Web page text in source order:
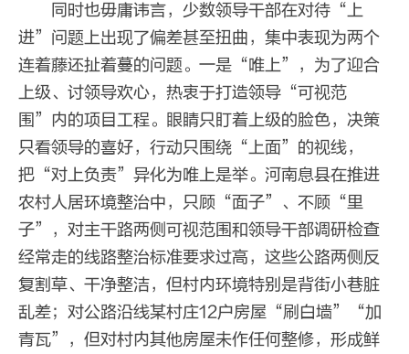
同时也毋庸讳言，少数领导干部在对待“上
进”问题上出现了偏差甚至扭曲，集中表现为两个
连着藤还扯着蔓的问题。一是“唯上”，为了迎合
上级、讨领导欢心，热衷于打造领导“可视范
围”内的项目工程。眼睛只盯着上级的脸色，决策
只看领导的喜好，行动只围绕“上面”的视线，
把“对上负责”异化为唯上是举。河南息县在推进
农村人居环境整治中，只顾“面子”、不顾“里
子”，对主干路两侧可视范围和领导干部调研检查
经常走的线路整治标准要求过高，这些公路两侧反
复割草、干净整洁，但村内环境特别是背街小巷脏
乱差；对公路沿线某村庄12户房屋“刷白墙”“加
青瓦”，但对村内其他房屋未作任何整修，形成鲜